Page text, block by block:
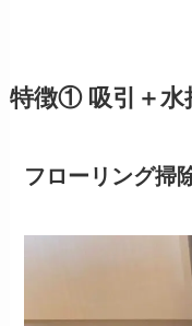
特徴① 吸引＋水
フローリング掃